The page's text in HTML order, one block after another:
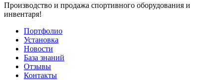
Производство и продажа спортивного оборудования и
инвентаря!
Портфолио
Установка
Новости
База знаний
Отзывы
Контакты